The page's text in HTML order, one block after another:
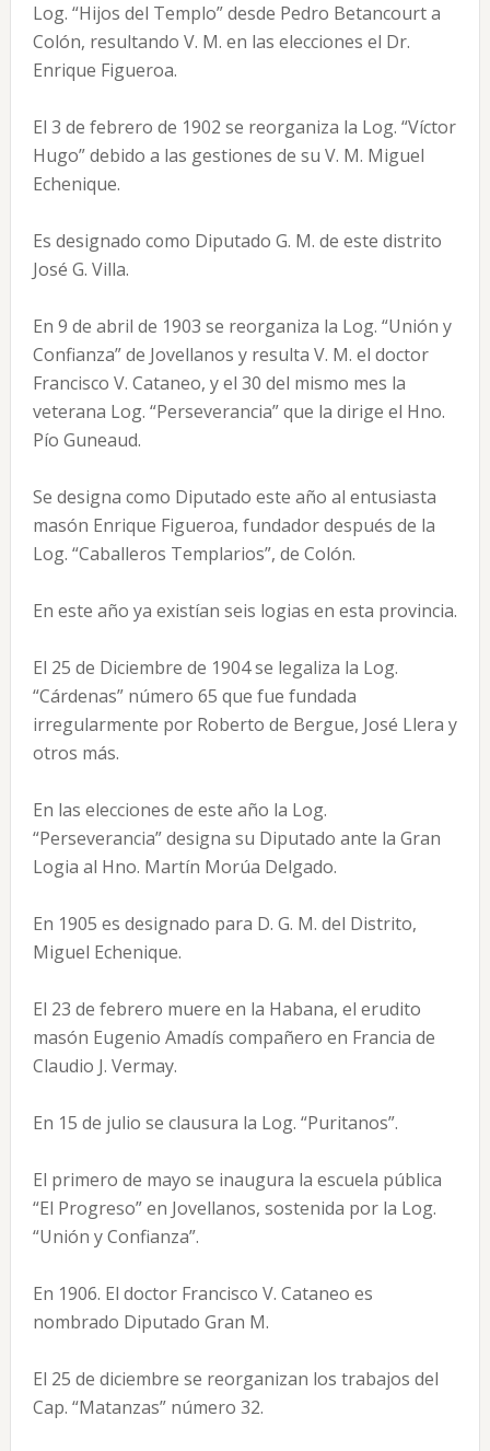
Log. “Hijos del Templo” desde Pedro Betancourt a
Colón, resultando V. M. en las elecciones el Dr.
Enrique Figueroa.
El 3 de febrero de 1902 se reorganiza la Log. “Víctor
Hugo” debido a las gestiones de su V. M. Miguel
Echenique.
Es designado como Diputado G. M. de este distrito
José G. Villa.
En 9 de abril de 1903 se reorganiza la Log. “Unión y
Confianza” de Jovellanos y resulta V. M. el doctor
Francisco V. Cataneo, y el 30 del mismo mes la
veterana Log. “Perseverancia” que la dirige el Hno.
Pío Guneaud.
Se designa como Diputado este año al entusiasta
masón Enrique Figueroa, fundador después de la
Log. “Caballeros Templarios”, de Colón.
En este año ya existían seis logias en esta provincia.
El 25 de Diciembre de 1904 se legaliza la Log.
“Cárdenas” número 65 que fue fundada
irregularmente por Roberto de Bergue, José Llera y
otros más.
En las elecciones de este año la Log.
“Perseverancia” designa su Diputado ante la Gran
Logia al Hno. Martín Morúa Delgado.
En 1905 es designado para D. G. M. del Distrito,
Miguel Echenique.
El 23 de febrero muere en la Habana, el erudito
masón Eugenio Amadís compañero en Francia de
Claudio J. Vermay.
En 15 de julio se clausura la Log. “Puritanos”.
El primero de mayo se inaugura la escuela pública
“El Progreso” en Jovellanos, sostenida por la Log.
“Unión y Confianza”.
En 1906. El doctor Francisco V. Cataneo es
nombrado Diputado Gran M.
El 25 de diciembre se reorganizan los trabajos del
Cap. “Matanzas” número 32.